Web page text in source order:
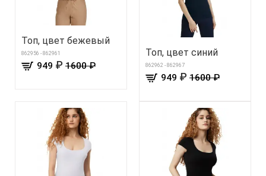
Топ, цвет бежевый
862956 - 862961
949 ₽ 1600 ₽
Топ, цвет синий
862962 - 862967
949 ₽ 1600 ₽